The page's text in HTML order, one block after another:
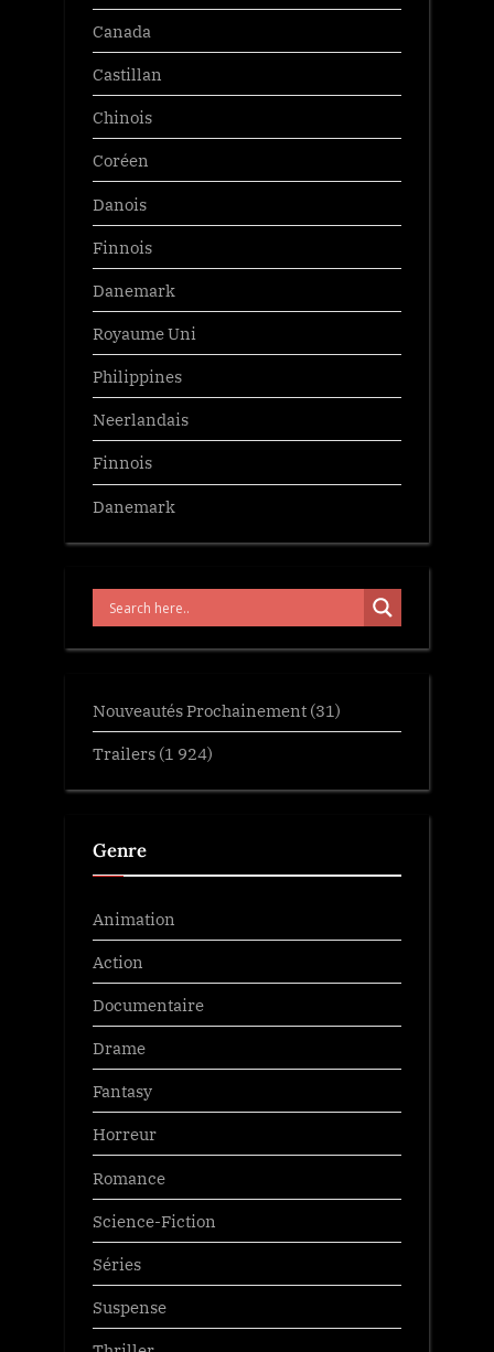
Canada
Castillan
Chinois
Coréen
Danois
Finnois
Danemark
Royaume Uni
Philippines
Neerlandais
Finnois
Danemark
Nouveautés Prochainement (31)
Trailers (1 924)
Genre
Animation
Action
Documentaire
Drame
Fantasy
Horreur
Romance
Science-Fiction
Séries
Suspense